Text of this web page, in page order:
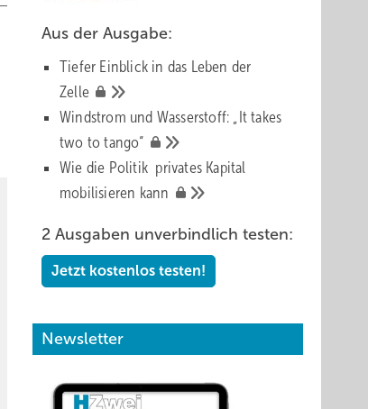
Aus der Ausgabe:
Tiefer Einblick in das Leben der
Zelle
Windstrom und Wasserstoff: „It takes
two totango“
Wie die Politik privates Kapital
mobilisieren kann
2 Ausgaben unverbindlich testen:
Jetzt kostenlos testen!
Newsletter